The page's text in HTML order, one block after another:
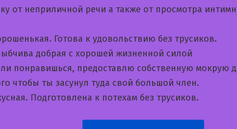
от неприличной речи а также от просмотра
Готова к удовольствию без трусиков.
добрая с хорошей жизненной силой
понравишься, предоставлю собственную мокрую
чтобы ты засунул туда свой большой член.
Подготовлена к потехам без трусиков.